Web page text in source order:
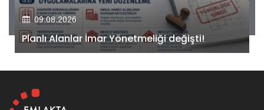
09.08.2026
Kiler GYO’dan Pendik Dolayoba projesiyle ilgili
önemli adım!